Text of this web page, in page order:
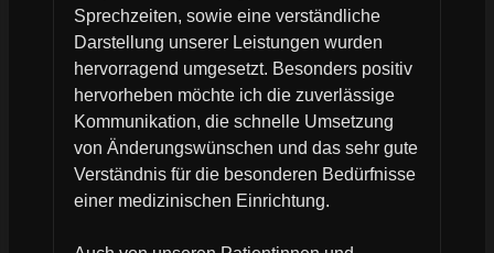
Sprechzeiten, sowie eine verständliche
Darstellung unserer Leistungen wurden
hervorragend umgesetzt. Besonders positiv
hervorheben möchte ich die zuverlässige
Kommunikation, die schnelle Umsetzung
von Änderungswünschen und das sehr gute
Verständnis für die besonderen Bedürfnisse
einer medizinischen Einrichtung.